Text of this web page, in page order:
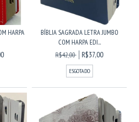
HARPA
BÍBLIA SAGRADA LETRA JUMBO
COM HARPA EDI...
R$42,00
R$37,00
ESGOTADO